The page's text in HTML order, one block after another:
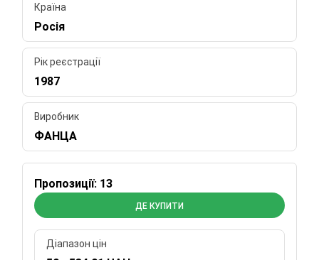
Країна
Росія
Рік реєстрації
1987
Виробник
ФАНЦА
Пропозиції: 13
ДЕ КУПИТИ
Діапазон цін